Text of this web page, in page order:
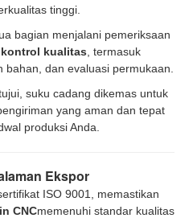
tinggi.
bagian menjalani pemeriksaan
kontrol kualitas , termasuk
dan evaluasi permukaan.
suku cadang dikemas untuk
yang aman dan tepat
produksi Anda.
Ekspor
ISO 9001, memastikan
CNCmemenuhi standar kualitas